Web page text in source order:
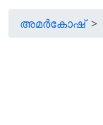
അമർകോഷ്